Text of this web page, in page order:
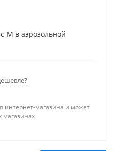
М в аэрозольной
интернет-магазина и может
магазинах